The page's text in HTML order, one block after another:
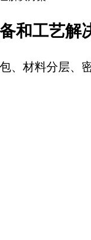
和工艺解
、材料分层、